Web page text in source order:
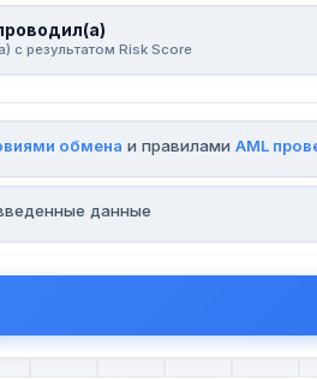
с результатом Risk Score
обмена и правилами AML
данные